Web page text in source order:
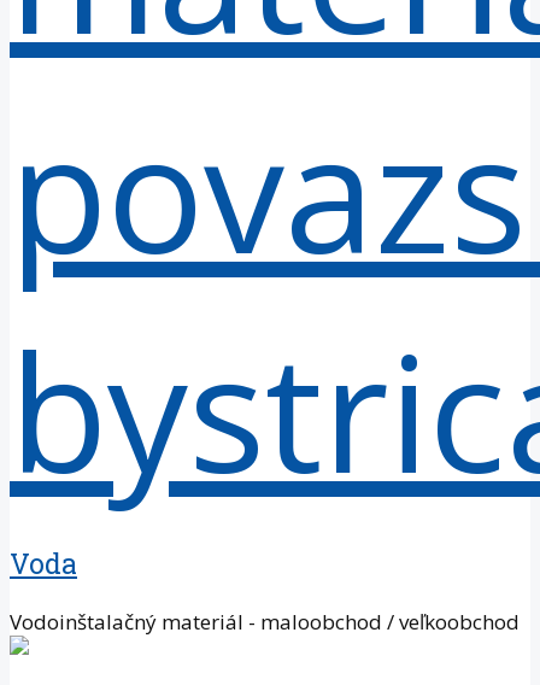
Voda
Vodoinštalačný materiál - maloobchod / veľkoobchod